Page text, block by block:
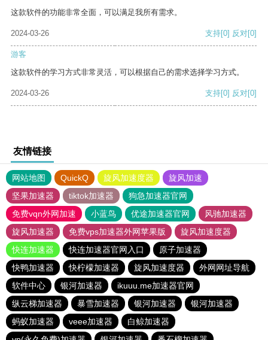
这款软件的功能非常全面，可以满足我所有需求。
2024-03-26 支持[0] 反对[0]
游客
这款软件的学习方式非常灵活，可以根据自己的需求选择学习方式。
2024-03-26 支持[0] 反对[0]
友情链接
网站地图 QuickQ 旋风加速度器
旋风加速
坚果加速器
tiktok加速器
狗急加速器官网
免费vqn外网加速
小蓝鸟 优途加速器官网
风驰加速器
旋风加速器
免费vps加速器外网苹果版
旋风加速度器
快连加速器
快连加速器官网入口
原子加速器
快鸭加速器
快柠檬加速器 旋风加速度器
外网网址导航
软件中心
银河加速器
ikuuu.me加速器官网
纵云梯加速器
暴雪加速器 银河加速器
银河加速器
蚂蚁加速器
veee加速器
白鲸加速器